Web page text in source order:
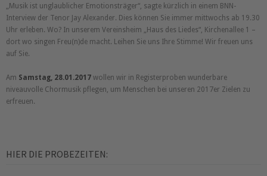
Musik ist unglaublicher Emotionsträger , sagte kürzlich in einem BNN-
Interview der Tenor Jay Alexander. Dies können Sie immer mittwochs ab 19.30
Uhr erleben. Wo? In unserem Vereinsheim
Haus des Liedes , Kirchenallee 1 –
dort wo singen Freu(n)de macht. Leihen Sie uns Ihre Stimme! Wir freuen uns
auf Sie.
Am Samstag, 28.01.2017 wollen wir in Registerproben wunderbare
niveauvolle Chormusik pflegen, um Menschen bei unseren 2017er Zielen zu
erfreuen.
HIER DIE PROBEZEITEN: